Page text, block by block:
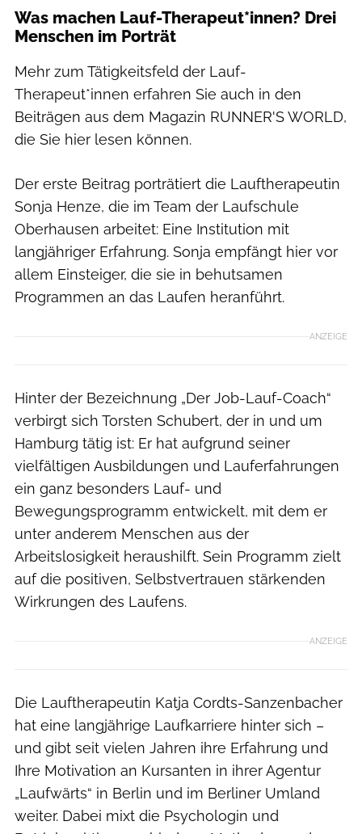
Was machen Lauf-Therapeut*innen? Drei
Menschen im Porträt
Mehr zum Tätigkeitsfeld der Lauf-
Therapeut*innen erfahren Sie auch in den
Beiträgen aus dem Magazin RUNNER'S WORLD,
die Sie hier lesen können.
Der erste Beitrag porträtiert die Lauftherapeutin
Sonja Henze, die im Team der Laufschule
Oberhausen arbeitet: Eine Institution mit
langjähriger Erfahrung. Sonja empfängt hier vor
allem Einsteiger, die sie in behutsamen
Programmen an das Laufen heranführt.
ANZEIGE
Hinter der Bezeichnung „Der Job-Lauf-Coach“
verbirgt sich Torsten Schubert, der in und um
Hamburg tätig ist: Er hat aufgrund seiner
vielfältigen Ausbildungen und Lauferfahrungen
ein ganz besonders Lauf- und
Bewegungsprogramm entwickelt, mit dem er
unter anderem Menschen aus der
Arbeitslosigkeit heraushilft. Sein Programm zielt
auf die positiven, Selbstvertrauen stärkenden
Wirkrungen des Laufens.
ANZEIGE
Die Lauftherapeutin Katja Cordts-Sanzenbacher
hat eine langjährige Laufkarriere hinter sich –
und gibt seit vielen Jahren ihre Erfahrung und
Ihre Motivation an Kursanten in ihrer Agentur
„Laufwärts“ in Berlin und im Berliner Umland
weiter. Dabei mixt die Psychologin und